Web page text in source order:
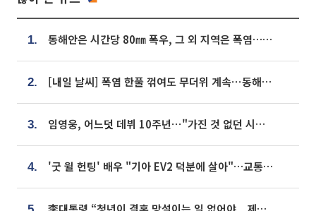
1. 동해안은 시간당 80㎜ 폭우, 그 외 지역은 폭염…‘극과 극 날씨’
2. [내일 날씨] 폭염 한풀 꺾여도 무더위 계속⋯동해안 이틀 연속 비
3. 임영웅, 어느덧 데뷔 10주년⋯"가진 것 없던 시절, 내 앞엔 20명의 팬뿐"
4. '굿 윌 헌팅' 배우 "기아 EV2 덕분에 살아"…교통사고 후 안전성 극찬